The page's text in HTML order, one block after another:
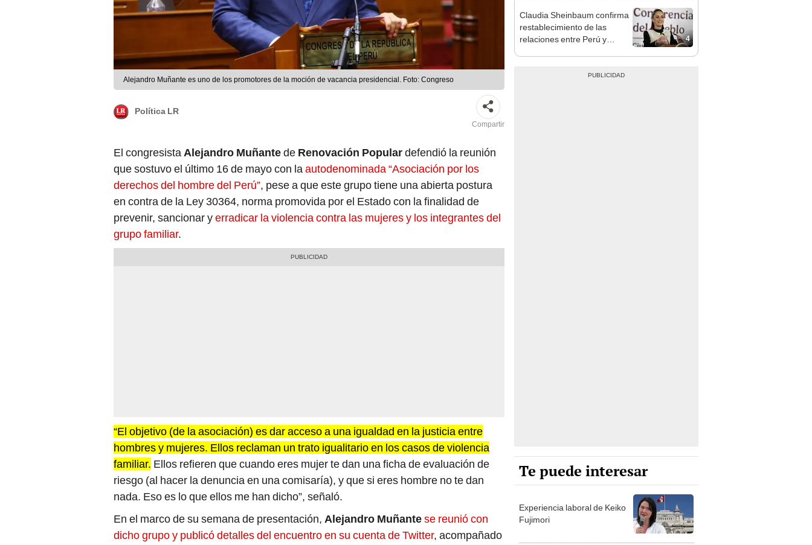
Alejandro Muñante es uno de los promotores de la moción de vacancia presidencial. Foto: Congreso
Política LR
Compartir
El congresista Alejandro Muñantede Renovación Populardefendió la reunión
que sostuvo el último 16 de mayo con la autodenominada “Asociación por los
derechos del hombre del Perú”, pese a que este grupo tiene una abierta postura
en contra de la Ley 30364, norma promovida por el Estado con la finalidad de
prevenir, sancionar yerradicar la violencia contra las mujeres y los integrantes del
grupo familiar.
“El objetivo (de la asociación) es dar acceso a una igualdad en la justicia entre
hombres y mujeres. Ellos reclaman un trato igualitario en los casos de violencia
familiar. Ellos refieren que cuando eres mujer te dan una ficha de evaluación de
riesgo (al hacer la denuncia en una comisaría), y que si eres hombre no te dan
nada. Eso es lo que ellos me han dicho”, señaló.
En el marco de su semana de presentación, Alejandro Muñantese reunió con
dicho grupo y publicó detalles del encuentro en su cuenta de Twitter, acompañado
4
Claudia Sheinbaum confirma
restablecimiento de las
relaciones entre Perú y
Te puede interesar
Experiencia laboral de Keiko
Fujimori